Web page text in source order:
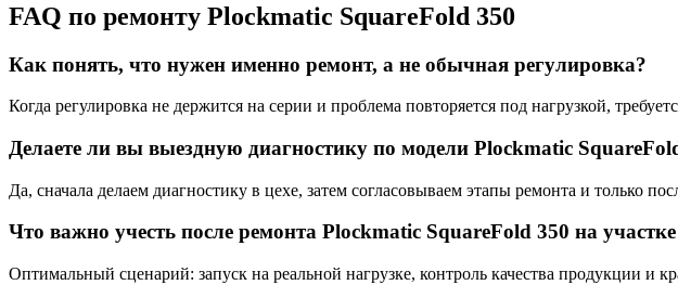
FAQ по ремонту Plockmatic SquareFold 350
Как понять, что нужен именно ремонт, а не обычная регулировка?
Когда регулировка не держится на серии и проблема повторяется под нагрузкой,
Делаете ли вы выездную диагностику по модели Plockmatic
Да, сначала делаем диагностику в цехе, затем согласовываем этапы ремонта и только
Что важно учесть после ремонта Plockmatic SquareFold 350 на
Оптимальный сценарий: запуск на реальной нагрузке, контроль качества продукции и